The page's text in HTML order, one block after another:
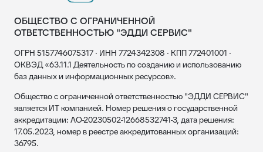
ОБЩЕСТВО С ОГРАНИЧЕННОЙ
ОТВЕТСТВЕННОСТЬЮ "ЭДДИ СЕРВИС"
ОГРН 5157746075317 · ИНН 7724342308 · КПП 772401001 ·
ОКВЭД «63.11.1 Деятельность по созданию и использованию
баз данных и информационных ресурсов».
Общество с ограниченной ответственностью "ЭДДИ СЕРВИС"
является ИТ компанией. Номер решения о государственной
аккредитации: АО-20230502-12668532741-3, дата решения:
17.05.2023, номер в реестре аккредитованных организаций:
36795.